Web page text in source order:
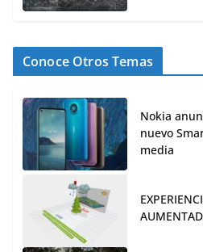
Conoce Otros Temas
Nokia
nuevo
media